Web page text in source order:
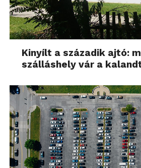
Kinyílt a századik ajtó:
szálláshely vár a